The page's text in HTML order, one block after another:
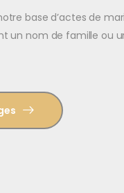
base d’actes de
un nom de famille ou